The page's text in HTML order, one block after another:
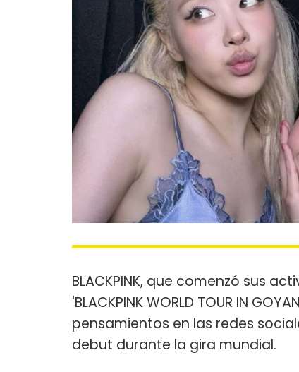
BLACKPINK, que comenzó sus
'BLACKPINK WORLD TOUR IN
pensamientos en las redes
debut durante la gira mundial.